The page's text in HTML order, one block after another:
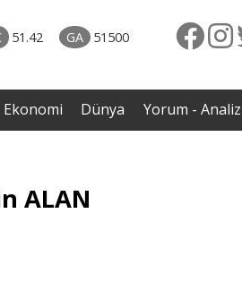
51.42 GA 51500
• Gannuşi'nin serbest
Ekonomi Dünya Yorum - Analiz
ALAN